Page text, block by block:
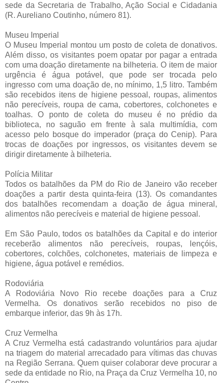
sede da Secretaria de Trabalho, Ação Social e Cidadania
(R. Aureliano Coutinho, número 81).
Museu Imperial
O Museu Imperial montou um posto de coleta de donativos.
Além disso, os visitantes poem opatar por pagar a entrada
com uma doação diretamente na bilheteria. O item de maior
urgência é água potável, que pode ser trocada pelo
ingresso com uma doação de, no mínimo, 1,5 litro. Também
são recebidos itens de higiene pessoal, roupas, alimentos
não perecíveis, roupa de cama, cobertores, colchonetes e
toalhas. O ponto de coleta do museu é no prédio da
biblioteca, no saguão em frente à sala multimídia, com
acesso pelo bosque do imperador (praça do Cenip). Para
trocas de doações por ingressos, os visitantes devem se
dirigir diretamente à bilheteria.
Polícia Militar
Todos os batalhões da PM do Rio de Janeiro vão receber
doações a partir desta quinta-feira (13). Os comandantes
dos batalhões recomendam a doação de água mineral,
alimentos não perecíveis e material de higiene pessoal.
Em São Paulo, todos os batalhões da Capital e do interior
receberão alimentos não perecíveis, roupas, lençóis,
cobertores, colchões, colchonetes, materiais de limpeza e
higiene, água potável e remédios.
Rodoviária
A Rodoviária Novo Rio recebe doações para a Cruz
Vermelha. Os donativos serão recebidos no piso de
embarque inferior, das 9h às 17h.
Cruz Vermelha
A Cruz Vermelha está cadastrando voluntários para ajudar
na triagem do material arrecadado para vítimas das chuvas
na Região Serrana. Quem quiser colaborar deve procurar a
sede da entidade no Rio, na Praça da Cruz Vermelha 10, no